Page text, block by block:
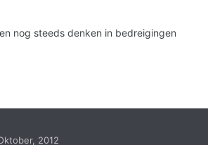
nog steeds denken in bedreigingen
2012